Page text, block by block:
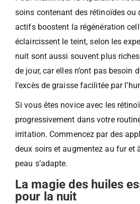
soins contenant des rétinoïdes ou
actifs boostent la régénération
éclaircissent le teint, selon les
nuit sont aussi souvent plus
de jour, car elles n’ont pas besoin
l’excès de graisse facilitée par
Si vous êtes novice avec les
progressivement dans votre
irritation. Commencez par des
deux soirs et augmentez au fur et
peau s’adapte.
La magie des huiles
pour la nuit